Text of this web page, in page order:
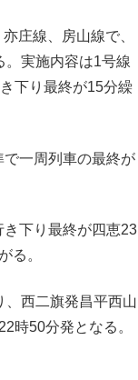
庄線、房山線で、
。実施内容は1号線
下り最終が15分繰
一周列車の最終が
下り最終が四恵23
る。
、西二旗発昌平西山
時50分発となる。